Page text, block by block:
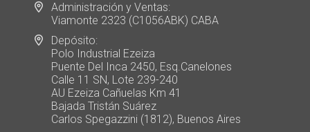
Administración y Ventas:
Viamonte 2323 (C1056ABK) CABA
Depósito:
Polo Industrial Ezeiza
Puente Del Inca 2450, Esq.Canelones
Calle 11 SN, Lote 239-240
AU Ezeiza Cañuelas Km 41
Bajada Tristán Suárez
Carlos Spegazzini (1812), Buenos Aires